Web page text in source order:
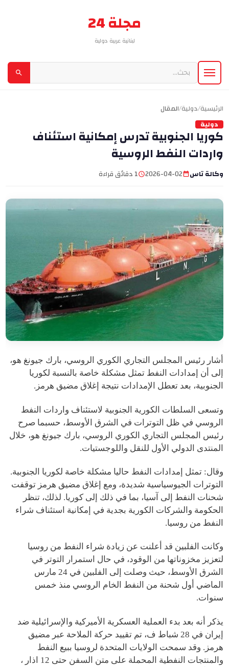
مجلة 24
لبنانية عربية دولية
الرئيسية/دولية/المقال
دولية
كوريا الجنوبية تدرس إمكانية استئناف
واردات النفط الروسية
وكالة تاس 2026-04-02 1 دقائق قراءة
أشار رئيس المجلس التجاري الكوري الروسي، بارك جيونغ هو،
إلى أن إمدادات النفط تمثل مشكلة خاصة بالنسبة لكوريا
الجنوبية، بعد تعطل الإمدادات نتيجة إغلاق مضيق هرمز.
وتسعى السلطات الكورية الجنوبية لاستئناف واردات النفط
الروسي في ظل التوترات في الشرق الأوسط، حسبما صرح
رئيس المجلس التجاري الكوري الروسي، بارك جيونغ هو، خلال
المنتدى الدولي الأول للنقل واللوجستيات.
وقال: تمثل إمدادات النفط حاليا مشكلة خاصة لكوريا الجنوبية.
التوترات الجيوسياسية شديدة، ومع إغلاق مضيق هرمز توقفت
شحنات النفط إلى آسيا، بما في ذلك إلى كوريا. لذلك، تنظر
الحكومة والشركات الكورية بجدية في إمكانية استئناف شراء
النفط من روسيا.
وكانت الفلبين قد أعلنت عن زيادة شراء النفط من روسيا
لتعزيز مخزوناتها من الوقود، في حال استمرار التوتر في
الشرق الأوسط، حيث وصلت إلى الفلبين في 24 مارس
الماضي أول شحنة من النفط الخام الروسي منذ خمس
سنوات.
يذكر أنه بعد بدء العملية العسكرية الأميركية والإسرائيلية ضد
إيران في 28 شباط ف، تم تقييد حركة الملاحة عبر مضيق
هرمز. وقد سمحت الولايات المتحدة لروسيا ببيع النفط
والمنتجات النفطية المحملة على متن السفن حتى 12 اذار ،